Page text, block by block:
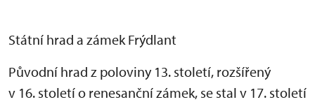
Státní hrad a zámek Frýdlant
Původní hrad z poloviny 13. století, rozšířený
v 16. století o renesanční zámek, se stal v 17. století